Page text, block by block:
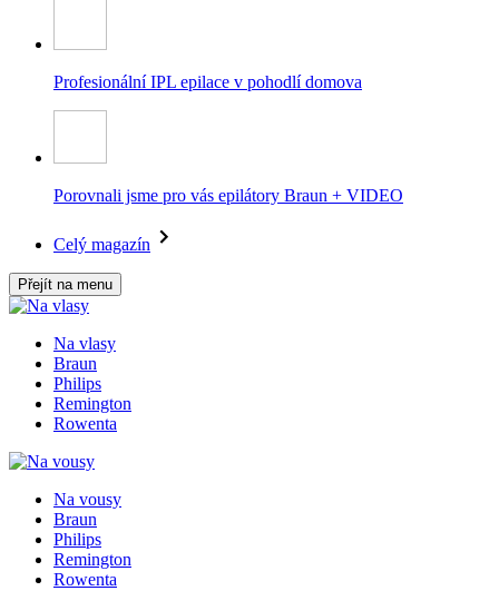
Profesionální IPL epilace v pohodlí domova
Porovnali jsme pro vás epilátory Braun + VIDEO
Celý magazín
Přejít na menu
Na vlasy
Braun
Philips
Remington
Rowenta
Na vousy
Braun
Philips
Remington
Rowenta